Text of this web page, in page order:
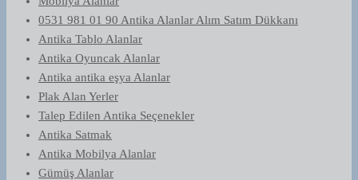
0531 981 01 90 Antika Alanlar Alım Satım Dükkanı
Antika Tablo Alanlar
Antika Oyuncak Alanlar
Antika antika eşya Alanlar
Plak Alan Yerler
Talep Edilen Antika Seçenekler
Antika Satmak
Antika Mobilya Alanlar
Gümüş Alanlar